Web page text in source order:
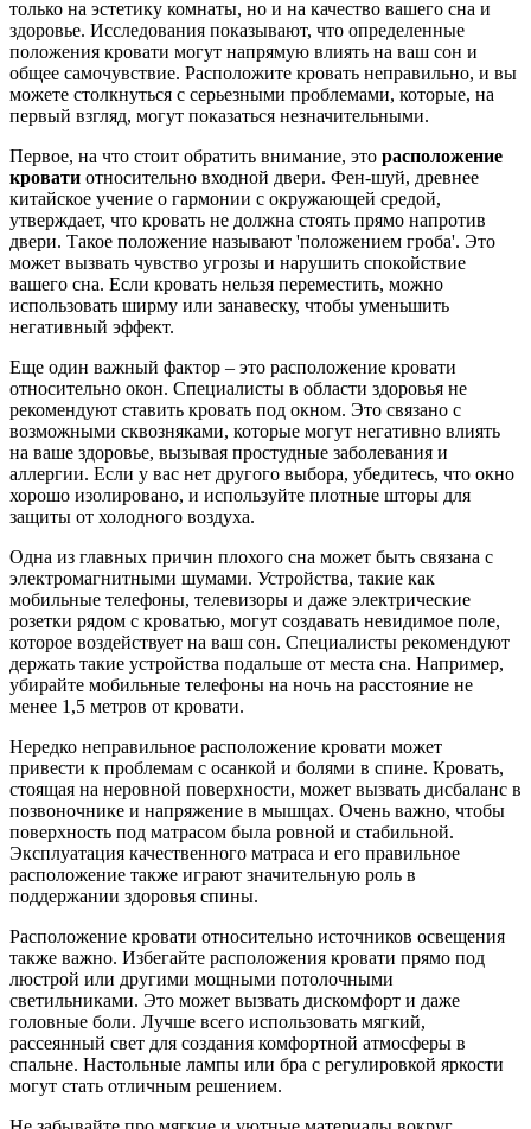
только на эстетику комнаты, но и на качество вашего сна и
здоровье. Исследования показывают, что определенные
положения кровати могут напрямую влиять на ваш сон и
общее самочувствие. Расположите кровать неправильно, и вы
можете столкнуться с серьезными проблемами, которые, на
первый взгляд, могут показаться незначительными.
Первое, на что стоит обратить внимание, это расположение
кровати относительно входной двери. Фен-шуй, древнее
китайское учение о гармонии с окружающей средой,
утверждает, что кровать не должна стоять прямо напротив
двери. Такое положение называют 'положением гроба'. Это
может вызвать чувство угрозы и нарушить спокойствие
вашего сна. Если кровать нельзя переместить, можно
использовать ширму или занавеску, чтобы уменьшить
негативный эффект.
Еще один важный фактор – это расположение кровати
относительно окон. Специалисты в области здоровья не
рекомендуют ставить кровать под окном. Это связано с
возможными сквозняками, которые могут негативно влиять
на ваше здоровье, вызывая простудные заболевания и
аллергии. Если у вас нет другого выбора, убедитесь, что окно
хорошо изолировано, и используйте плотные шторы для
защиты от холодного воздуха.
Одна из главных причин плохого сна может быть связана с
электромагнитными шумами. Устройства, такие как
мобильные телефоны, телевизоры и даже электрические
розетки рядом с кроватью, могут создавать невидимое поле,
которое воздействует на ваш сон. Специалисты рекомендуют
держать такие устройства подальше от места сна. Например,
убирайте мобильные телефоны на ночь на расстояние не
менее 1,5 метров от кровати.
Нередко неправильное расположение кровати может
привести к проблемам с осанкой и болями в спине. Кровать,
стоящая на неровной поверхности, может вызвать дисбаланс в
позвоночнике и напряжение в мышцах. Очень важно, чтобы
поверхность под матрасом была ровной и стабильной.
Эксплуатация качественного матраса и его правильное
расположение также играют значительную роль в
поддержании здоровья спины.
Расположение кровати относительно источников освещения
также важно. Избегайте расположения кровати прямо под
люстрой или другими мощными потолочными
светильниками. Это может вызвать дискомфорт и даже
головные боли. Лучше всего использовать мягкий,
рассеянный свет для создания комфортной атмосферы в
спальне. Настольные лампы или бра с регулировкой яркости
могут стать отличным решением.